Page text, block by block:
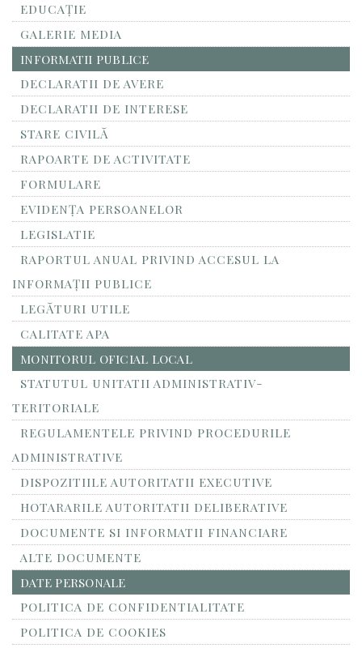
EDUCAȚIE
GALERIE MEDIA
INFORMATII PUBLICE
DECLARATII DE AVERE
DECLARATII DE INTERESE
STARE CIVILĂ
RAPOARTE DE ACTIVITATE
FORMULARE
EVIDENȚA PERSOANELOR
LEGISLATIE
RAPORTUL ANUAL PRIVIND ACCESUL LA
INFORMAŢII PUBLICE
LEGĂTURI UTILE
CALITATE APA
MONITORUL OFICIAL LOCAL
STATUTUL UNITATII ADMINISTRATIV-
TERITORIALE
REGULAMENTELE PRIVIND PROCEDURILE
ADMINISTRATIVE
DISPOZITIILE AUTORITATII EXECUTIVE
HOTARARILE AUTORITATII DELIBERATIVE
DOCUMENTE SI INFORMATII FINANCIARE
ALTE DOCUMENTE
DATE PERSONALE
POLITICA DE CONFIDENTIALITATE
POLITICA DE COOKIES